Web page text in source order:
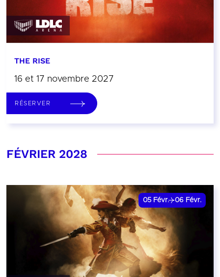
THE RISE
16 et 17 novembre 2027
RÉSERVER
FÉVRIER 2028
05 Févr. 06 Févr.